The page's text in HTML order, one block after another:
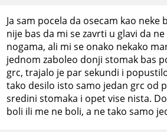
Ja sam pocela da osecam kao neke
nije bas da mi se zavrti u glavi da
nogama, ali mi se onako nekako
jednom zaboleo donji stomak bas
grc, trajalo je par sekundi i
tako desilo isto samo jedan grc od
sredini stomaka i opet vise nista.
boli ili me ne boli, a ne tako samo